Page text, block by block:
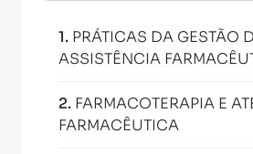
1. PRÁTICAS DA GESTÃO
ASSISTÊNCIA
2. FARMACOTERAPIA E
FARMACÊUTICA